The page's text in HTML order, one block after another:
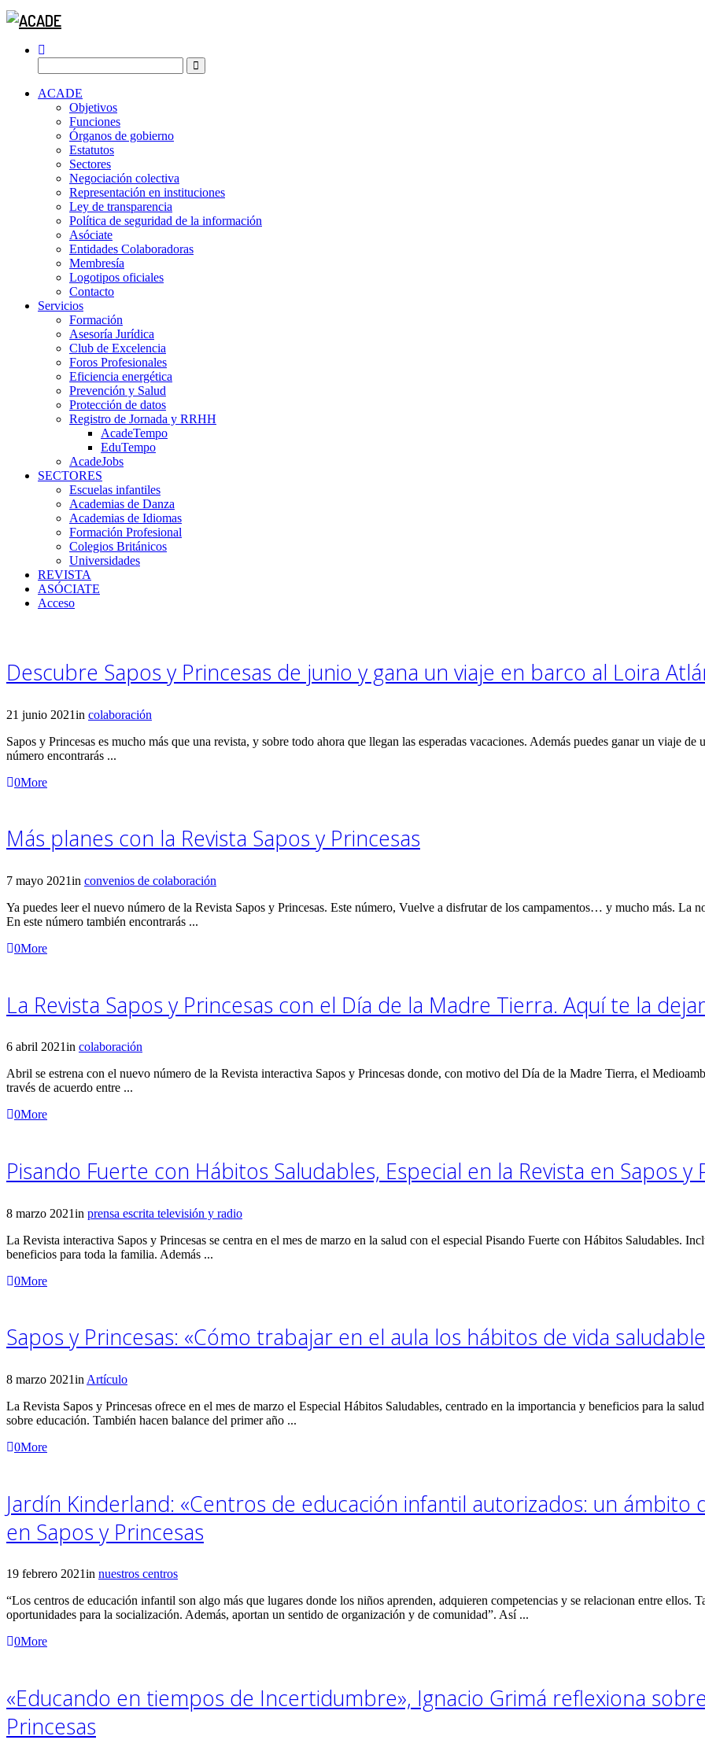
ACADE
Objetivos
Funciones
Órganos de gobierno
Estatutos
Sectores
Negociación colectiva
Representación en instituciones
Ley de transparencia
Política de seguridad de la información
Asóciate
Entidades Colaboradoras
Membresía
Logotipos oficiales
Contacto
Servicios
Formación
Asesoría Jurídica
Club de Excelencia
Foros Profesionales
Eficiencia energética
Prevención y Salud
Protección de datos
Registro de Jornada y RRHH
AcadeTempo
EduTempo
AcadeJobs
SECTORES
Escuelas infantiles
Academias de Danza
Academias de Idiomas
Formación Profesional
Colegios Británicos
Universidades
REVISTA
ASÓCIATE
Acceso
Descubre Sapos y Princesas de junio y gana un viaje en barco al Loira
21 junio 2021in colaboración
Sapos y Princesas es mucho más que una revista, y sobre todo ahora que llegan las esperadas vacaciones. Además puedes ganar un viaje
número encontrarás ...
0More
Más planes con la Revista Sapos y Princesas
7 mayo 2021in convenios de colaboración
Ya puedes leer el nuevo número de la Revista Sapos y Princesas. Este número, Vuelve a disfrutar de los campamentos… y mucho más. La
En este número también encontrarás ...
0More
La Revista Sapos y Princesas con el Día de la Madre Tierra. Aquí te la
6 abril 2021in colaboración
Abril se estrena con el nuevo número de la Revista interactiva Sapos y Princesas donde, con motivo del Día de la Madre Tierra, el
través de acuerdo entre ...
0More
Pisando Fuerte con Hábitos Saludables, Especial en la Revista en Sapos y
8 marzo 2021in prensa escrita televisión y radio
La Revista interactiva Sapos y Princesas se centra en el mes de marzo en la salud con el especial Pisando Fuerte con Hábitos Saludables.
beneficios para toda la familia. Además ...
0More
Sapos y Princesas: «Cómo trabajar en el aula los hábitos de vida
8 marzo 2021in Artículo
La Revista Sapos y Princesas ofrece en el mes de marzo el Especial Hábitos Saludables, centrado en la importancia y beneficios para la
sobre educación. También hacen balance del primer año ...
0More
Jardín Kinderland: «Centros de educación infantil autorizados: un ámbito
en Sapos y Princesas
19 febrero 2021in nuestros centros
“Los centros de educación infantil son algo más que lugares donde los niños aprenden, adquieren competencias y se relacionan entre ellos.
oportunidades para la socialización. Además, aportan un sentido de organización y de comunidad”. Así ...
0More
«Educando en tiempos de Incertidumbre», Ignacio Grimá reflexiona
Princesas